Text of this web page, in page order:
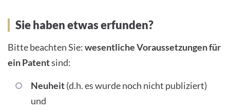
Sie haben etwas erfunden?
Bitte beachten Sie:wesentliche Voraussetzungen für
ein Patentsind:
Neuheit(d.h. es wurde noch nicht publiziert)
und